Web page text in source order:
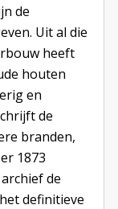
de
Uit al die
heeft
houten
en
de
branden,
1873
de
definitieve